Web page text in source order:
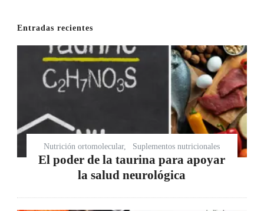
Entradas recientes
Nutrición ortomolecular Suplementos nutricionales
El poder de la taurina para apoyar
la salud neurológica